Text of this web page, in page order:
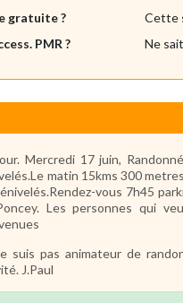
gratuite ?
Cette
PMR ?
Ne
Mercredi 17 juin,
matin 15kms 300
vous 7h45
Les personnes qui
suis pas animateur de
J.Paul